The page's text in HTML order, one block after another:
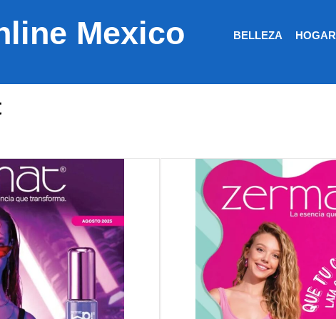
Mexico BELLEZA HOGAR